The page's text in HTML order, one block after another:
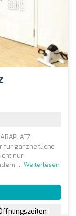
für ganzheitliche
nur
... Weiterlesen